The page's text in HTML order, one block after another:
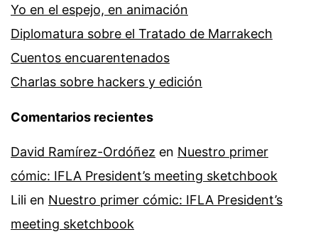
Yo en el espejo, en animación
Diplomatura sobre el Tratado de Marrakech
Cuentos encuarentenados
Charlas sobre hackers y edición
Comentarios recientes
David Ramírez-Ordóñez en Nuestro primer
cómic: IFLA President’s meeting sketchbook
Lili en Nuestro primer cómic: IFLA President’s
meeting sketchbook